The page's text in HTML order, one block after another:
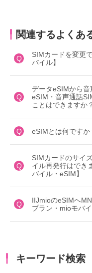
関連するよくあ
Q
SIMカードを変更
バイル】
Q
データeSIMから
eSIM・音声通話
ことはできますか
Q eSIMとは何ですか
Q
SIMカードのサイ
イル再発行はでき
バイル・eSIM】
Q
IIJmioのeSIMへ
プラン・mioモバイ